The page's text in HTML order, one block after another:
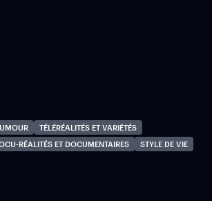
TÉLÉRÉALITÉS ET VARIÉTÉS
RÉALITÉS ET DOCUMENTAIRES
STYLE DE VIE